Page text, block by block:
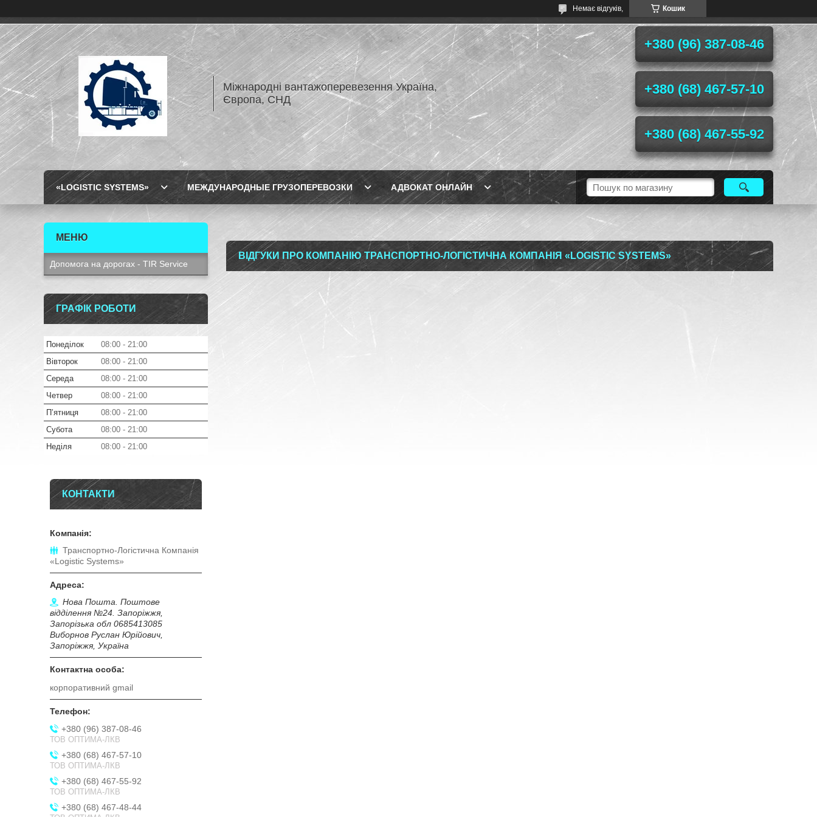
Кошик
Немає відгуків,
Міжнародні вантажоперевезення Україна,
Європа, СНД
+380 (96) 387-08-46
+380 (68) 467-57-10
+380 (68) 467-55-92
«LOGISTIC SYSTEMS» МЕЖДУНАРОДНЫЕ ГРУЗОПЕРЕВОЗКИ АДВОКАТ ОНЛАЙН
ВІДГУКИ ПРО КОМПАНІЮ ТРАНСПОРТНО-ЛОГІСТИЧНА КОМПАНІЯ «LOGISTIC SYSTEMS»
Допомога на дорогах - TIR Service
ГРАФІК РОБОТИ
Понеділок 08:00
21:00
Вівторок
08:00
21:00
Середа
08:00
21:00
Четвер
08:00
21:00
Пʼятниця
08:00
21:00
Субота
08:00
21:00
Неділя
08:00 21:00
КОНТАКТИ
Транспортно-Логістична Компанія
«Logistic Systems»
Нова Пошта. Поштове
відділення №24. Запоріжжя,
Запорізька обл 0685413085
Виборнов Руслан Юрійович,
Запоріжжя, Україна
корпоративний gmail
+380 (96) 387-08-46
ТОВ ОПТИМА-ЛКВ
+380 (68) 467-57-10
ТОВ ОПТИМА-ЛКВ
+380 (68) 467-55-92
ТОВ ОПТИМА-ЛКВ
+380 (68) 467-48-44